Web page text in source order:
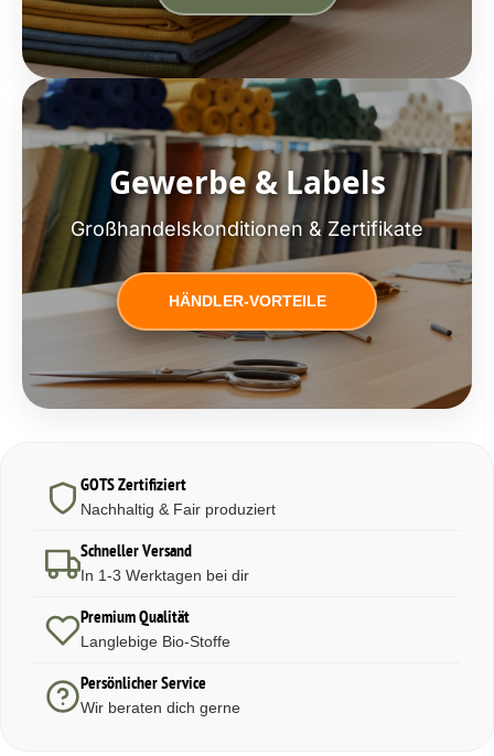
Gewerbe & Labels
Großhandelskonditionen & Zertifikate
HÄNDLER-VORTEILE
GOTS Zertifiziert
Nachhaltig & Fair produziert
Schneller Versand
In 1-3 Werktagen bei dir
Premium Qualität
Langlebige Bio-Stoffe
Persönlicher Service
Wir beraten dich gerne